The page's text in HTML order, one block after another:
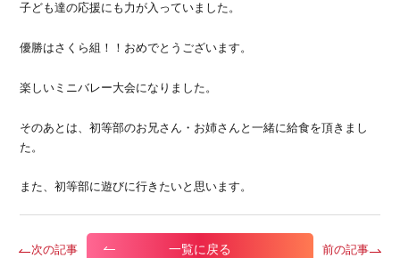
子ども達の応援にも力が入っていました。
優勝はさくら組！！おめでとうございます。
楽しいミニバレー大会になりました。
そのあとは、初等部のお兄さん・お姉さんと一緒に給食を頂きまし
た。
また、初等部に遊びに行きたいと思います。
次の記事 一覧に戻る 前の記事